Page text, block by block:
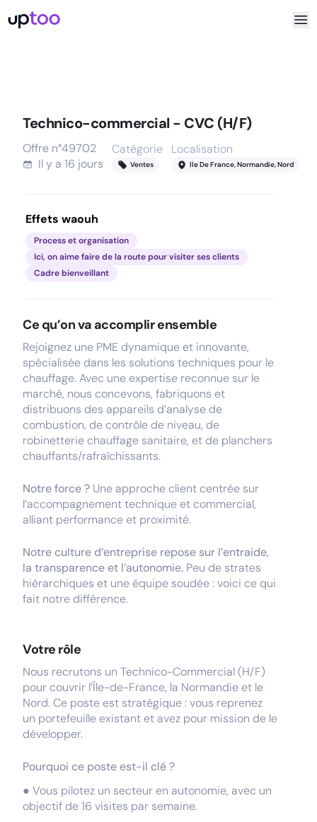
Technico-commercial - CVC (H/F)
Offre n°49702
Il y a 16 jours
Catégorie
Ventes
Localisation
Ile De France, Normandie, Nord
Effets waouh
Process et organisation
Ici, on aime faire de la route pour visiter ses clients
Cadre bienveillant
Ce qu’on va accomplir ensemble
Rejoignez une PME dynamique et innovante,
spécialisée dans les solutions techniques pour le
chauffage. Avec une expertise reconnue sur le
marché, nous concevons, fabriquons et
distribuons des appareils d’analyse de
combustion, de contrôle de niveau, de
robinetterie chauffage sanitaire, et de planchers
chauffants/rafraîchissants.
Notre force ? Une approche client centrée sur
l’accompagnement technique et commercial,
alliant performance et proximité.
Notre culture d’entreprise repose sur l’entraide,
la transparence et l’autonomie. Peu de strates
hiérarchiques et une équipe soudée : voici ce qui
fait notre différence.
Votre rôle
Nous recrutons un Technico-Commercial (H/F)
pour couvrir l’Île-de-France, la Normandie et le
Nord. Ce poste est stratégique : vous reprenez
un portefeuille existant et avez pour mission de le
développer.
Pourquoi ce poste est-il clé ?
● Vous pilotez un secteur en autonomie, avec un
objectif de 16 visites par semaine.